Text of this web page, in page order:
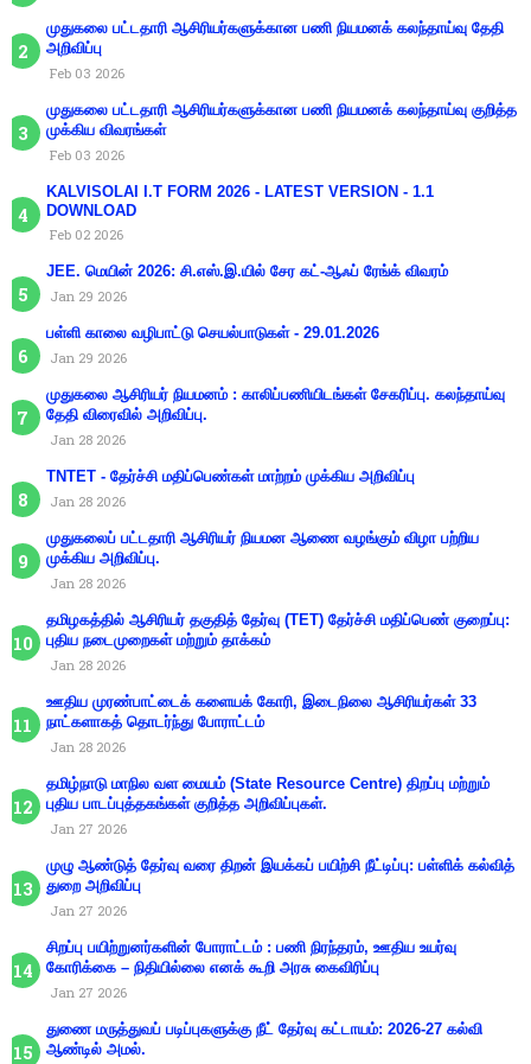
முதுகலை பட்டதாரி ஆசிரியர்களுக்கான பணி நியமனக் கலந்தாய்வு தேதி
அறிவிப்பு
Feb 03 2026
முதுகலை பட்டதாரி ஆசிரியர்களுக்கான பணி நியமனக் கலந்தாய்வு குறித்த
முக்கிய விவரங்கள்
Feb 03 2026
KALVISOLAI I.T FORM 2026 - LATEST VERSION - 1.1
DOWNLOAD
Feb 02 2026
JEE. மெயின் 2026: சி.எஸ்.இ.யில் சேர கட்-ஆஃப் ரேங்க் விவரம்
Jan 29 2026
பள்ளி காலை வழிபாட்டு செயல்பாடுகள் - 29.01.2026
Jan 29 2026
முதுகலை ஆசிரியர் நியமனம் : காலிப்பணியிடங்கள் சேகரிப்பு. கலந்தாய்வு
தேதி விரைவில் அறிவிப்பு.
Jan 28 2026
TNTET - தேர்ச்சி மதிப்பெண்கள் மாற்றம் முக்கிய அறிவிப்பு
Jan 28 2026
முதுகலைப் பட்டதாரி ஆசிரியர் நியமன ஆணை வழங்கும் விழா பற்றிய
முக்கிய அறிவிப்பு.
Jan 28 2026
தமிழகத்தில் ஆசிரியர் தகுதித் தேர்வு (TET) தேர்ச்சி மதிப்பெண் குறைப்பு:
புதிய நடைமுறைகள் மற்றும் தாக்கம்
Jan 28 2026
ஊதிய முரண்பாட்டைக் களையக் கோரி, இடைநிலை ஆசிரியர்கள் 33
நாட்களாகத் தொடர்ந்து போராட்டம்
Jan 28 2026
தமிழ்நாடு மாநில வள மையம் (State Resource Centre) திறப்பு மற்றும்
புதிய பாடப்புத்தகங்கள் குறித்த அறிவிப்புகள்.
Jan 27 2026
முழு ஆண்டுத் தேர்வு வரை திறன் இயக்கப் பயிற்சி நீட்டிப்பு: பள்ளிக் கல்வித்
துறை அறிவிப்பு
Jan 27 2026
சிறப்பு பயிற்றுனர்களின் போராட்டம் : பணி நிரந்தரம், ஊதிய உயர்வு
கோரிக்கை – நிதியில்லை எனக் கூறி அரசு கைவிரிப்பு
Jan 27 2026
துணை மருத்துவப் படிப்புகளுக்கு நீட் தேர்வு கட்டாயம்: 2026-27 கல்வி
ஆண்டில் அமல்.